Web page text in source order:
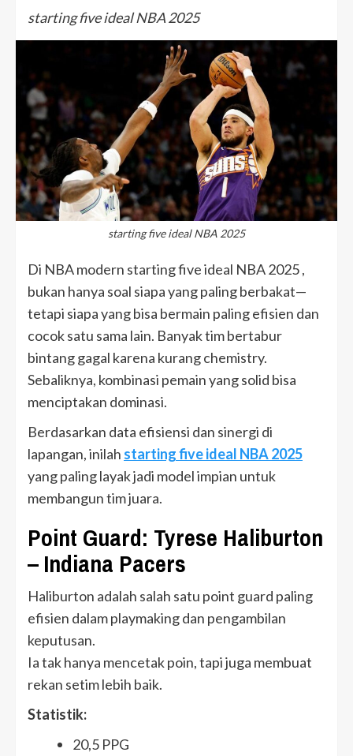
starting five ideal NBA 2025
starting five ideal NBA 2025
Di NBA modern starting five ideal NBA 2025 ,
bukan hanya soal siapa yang paling berbakat—
tetapi siapa yang bisa bermain paling efisien dan
cocok satu sama lain. Banyak tim bertabur
bintang gagal karena kurang chemistry.
Sebaliknya, kombinasi pemain yang solid bisa
menciptakan dominasi.
Berdasarkan data efisiensi dan sinergi di
lapangan, inilah starting five ideal NBA 2025
yang paling layak jadi model impian untuk
membangun tim juara.
Point Guard: Tyrese Haliburton
– Indiana Pacers
Haliburton adalah salah satu point guard paling
efisien dalam playmaking dan pengambilan
keputusan.
Ia tak hanya mencetak poin, tapi juga membuat
rekan setim lebih baik.
Statistik:
20,5 PPG